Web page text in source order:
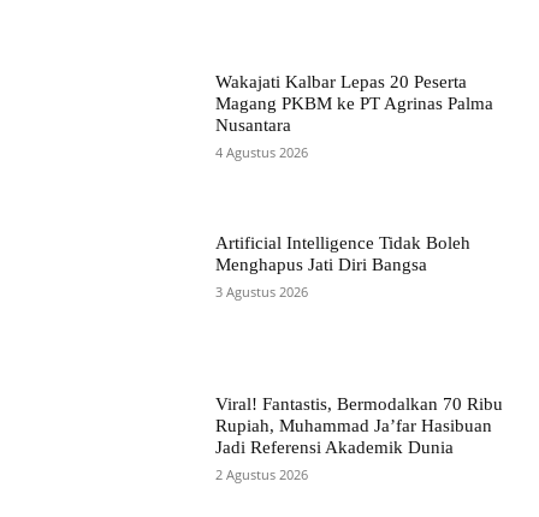
Wakajati Kalbar Lepas 20 Peserta
Magang PKBM ke PT Agrinas Palma
Nusantara
4 Agustus 2026
Artificial Intelligence Tidak Boleh
Menghapus Jati Diri Bangsa
3 Agustus 2026
Viral! Fantastis, Bermodalkan 70 Ribu
Rupiah, Muhammad Ja’far Hasibuan
Jadi Referensi Akademik Dunia
2 Agustus 2026